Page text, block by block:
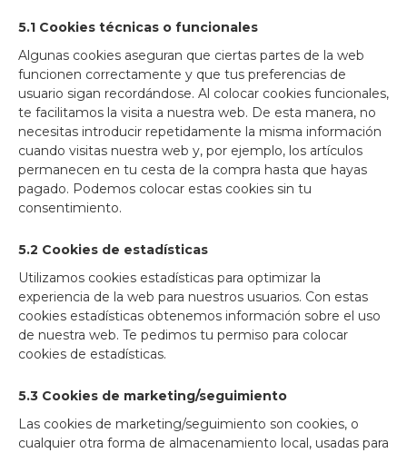
5.1 Cookies técnicas o funcionales
Algunas cookies aseguran que ciertas partes de la web
funcionen correctamente y que tus preferencias de
usuario sigan recordándose. Al colocar cookies funcionales,
te facilitamos la visita a nuestra web. De esta manera, no
necesitas introducir repetidamente la misma información
cuando visitas nuestra web y, por ejemplo, los artículos
permanecen en tu cesta de la compra hasta que hayas
pagado. Podemos colocar estas cookies sin tu
consentimiento.
5.2 Cookies de estadísticas
Utilizamos cookies estadísticas para optimizar la
experiencia de la web para nuestros usuarios. Con estas
cookies estadísticas obtenemos información sobre el uso
de nuestra web. Te pedimos tu permiso para colocar
cookies de estadísticas.
5.3 Cookies de marketing/seguimiento
Las cookies de marketing/seguimiento son cookies, o
cualquier otra forma de almacenamiento local, usadas para